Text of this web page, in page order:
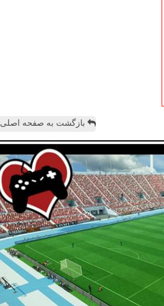
بازگشت به صفحه اصلی